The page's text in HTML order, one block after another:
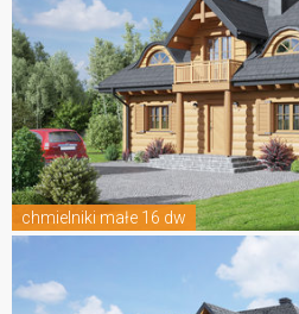
chmielniki małe 16 dw